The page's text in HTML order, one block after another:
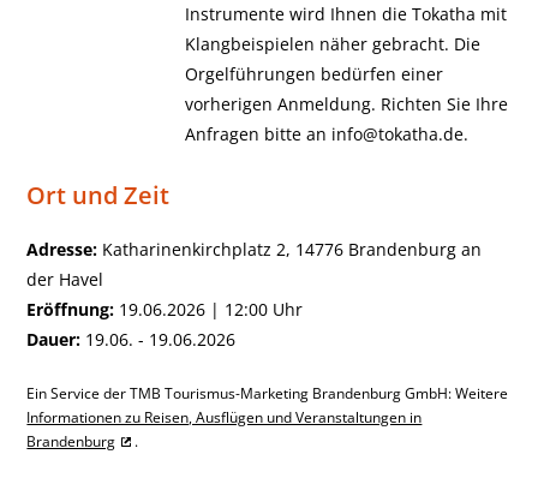
Instrumente wird Ihnen die Tokatha mit
Klangbeispielen näher gebracht. Die
Orgelführungen bedürfen einer
vorherigen Anmeldung. Richten Sie Ihre
Anfragen bitte an info@tokatha.de.
Ort und Zeit
Adresse: Katharinenkirchplatz 2, 14776 Brandenburg an
der Havel
Eröffnung: 19.06.2026 | 12:00 Uhr
Dauer: 19.06. - 19.06.2026
Ein Service der TMB Tourismus-Marketing Brandenburg GmbH: Weitere
Informationen zu Reisen, Ausflügen und Veranstaltungen in
Brandenburg
.